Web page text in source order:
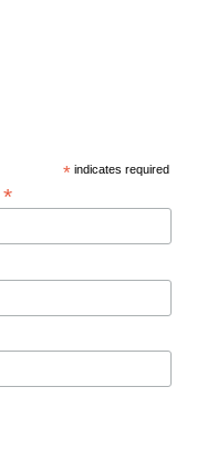
* indicates required
*